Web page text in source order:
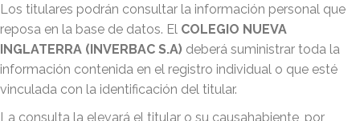
Los titulares podrán consultar la información personal que
reposa en la base de datos. El COLEGIO NUEVA
INGLATERRA (INVERBAC S.A) deberá suministrar toda la
información contenida en el registro individual o que esté
vinculada con la identificación del titular.
La consulta la elevará el titular o su causahabiente, por